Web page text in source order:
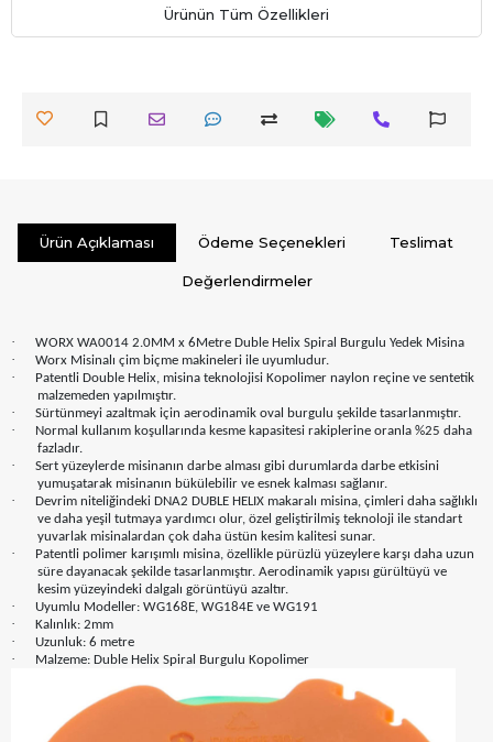
Ürünün Tüm Özellikleri
Ürün Açıklaması Ödeme Seçenekleri Teslimat
Değerlendirmeler
· WORX WA0014 2.0MM x 6Metre Duble Helix Spiral Burgulu Yedek Misina
· Worx Misinalı çim biçme makineleri ile uyumludur.
·
Patentli Double Helix, misina teknolojisi Kopolimer naylon reçine ve sentetik
malzemeden yapılmıştır.
· Sürtünmeyi azaltmak için aerodinamik oval burgulu şekilde tasarlanmıştır.
·
Normal kullanım koşullarında kesme kapasitesi rakiplerine oranla %25 daha
fazladır.
·
Sert yüzeylerde misinanın darbe alması gibi durumlarda darbe etkisini
yumuşatarak misinanın bükülebilir ve esnek kalması sağlanır.
·
Devrim niteliğindeki DNA2 DUBLE HELIX makaralı misina, çimleri daha sağlıklı
ve daha yeşil tutmaya yardımcı olur, özel geliştirilmiş teknoloji ile standart
yuvarlak misinalardan çok daha üstün kesim kalitesi sunar.
·
Patentli polimer karışımlı misina, özellikle pürüzlü yüzeylere karşı daha uzun
süre dayanacak şekilde tasarlanmıştır. Aerodinamik yapısı gürültüyü ve
kesim yüzeyindeki dalgalı görüntüyü azaltır.
· Uyumlu Modeller: WG168E, WG184E ve WG191
· Kalınlık: 2mm
· Uzunluk: 6 metre
· Malzeme: Duble Helix Spiral Burgulu Kopolimer